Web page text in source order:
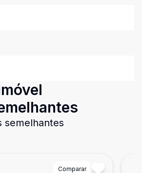
semelhantes
Comparar